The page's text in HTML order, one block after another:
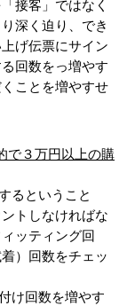
接客」ではなく
深く迫り、でき
げ伝票にサイン
回数をっ増やす
ことを増やすせ
で３万円以上の購
るということ
トしなければな
ッティング回
）回数をチェッ
け回数を増やす